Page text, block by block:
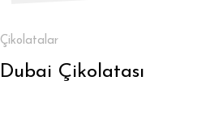
Çikolatalar
Dubai Çikolatası